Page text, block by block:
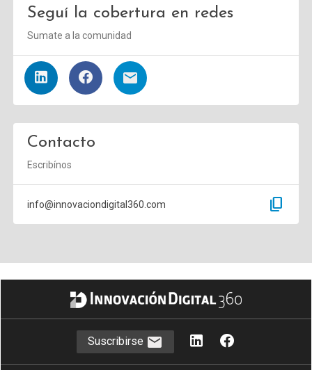
Seguí la cobertura en redes
Sumate a la comunidad
Contacto
Escribínos
info@innovaciondigital360.com content_copy
Suscribirse